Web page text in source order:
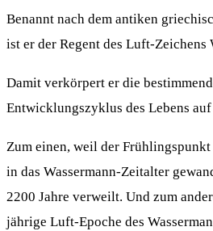
Benannt nach dem antiken
ist er der Regent des Luft-Zeichens
Damit verkörpert er die
Entwicklungszyklus des Lebens
Zum einen, weil der Frühlingspunkt
in das Wassermann-Zeitalter
2200 Jahre verweilt. Und zum
jährige Luft-Epoche des